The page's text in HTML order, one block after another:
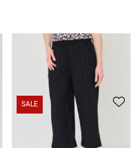
Luftige Culotte, Streifen-Struktur 25,99 €
SALE